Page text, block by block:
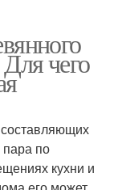
чего
по
кухни и